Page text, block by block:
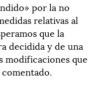
por la no
relativas al
que la
decidida y de una
modificaciones que